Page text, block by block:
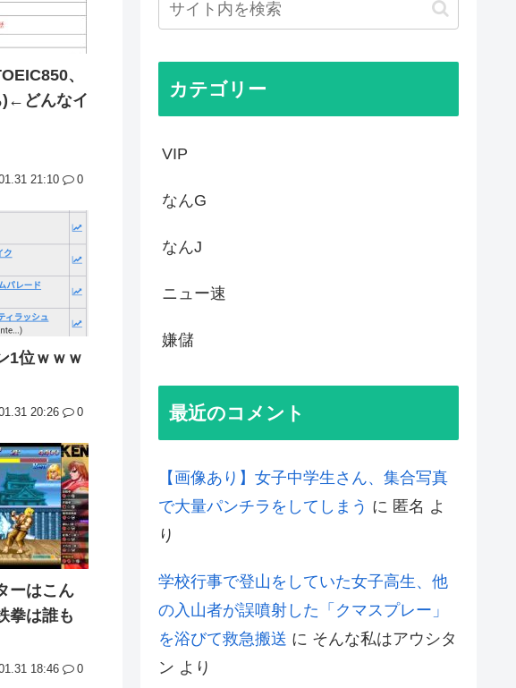
で高市早苗ちゃんは北朝鮮の金正恩と比較され完...
明日は真珠湾攻撃か…なんやこれ、デスノート？...
、
)←どんなイ
21:10 0
1位ｗｗｗ
20:26 0
ーはこん
拳は誰も
18:46 0
カテゴリー
VIP
なんG
なんJ
ニュー速
嫌儲
最近のコメント
【画像あり】女子中学生さん、集合写真
で大量パンチラをしてしまう に 匿名 よ
り
学校行事で登山をしていた女子高生、他
の入山者が誤噴射した「クマスプレー」
を浴びて救急搬送 に そんな私はアウシタ
ン より